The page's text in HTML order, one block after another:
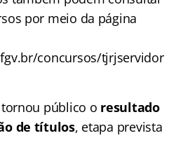
por meio da página
concursos/tjrjservidor
público o resultado
de títulos, etapa prevista